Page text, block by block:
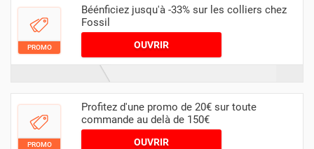
PROMO
Béénficiez jusqu'à -33% sur les colliers chez
Fossil
OUVRIR
PROMO
Profitez d'une promo de 20€ sur toute
commande au delà de 150€
OUVRIR